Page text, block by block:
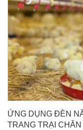
ỨNG DỤNG ĐÈN
TRANG TRẠI